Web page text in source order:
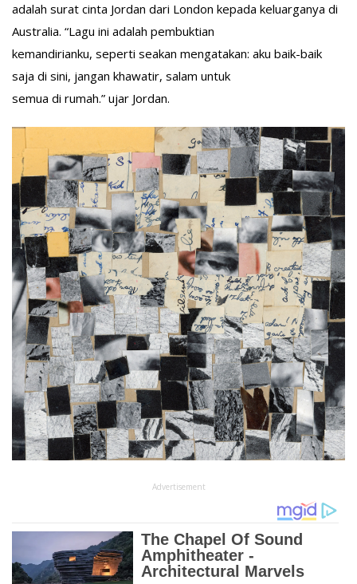
adalah surat cinta Jordan dari London kepada keluarganya di
Australia. “Lagu ini adalah pembuktian
kemandirianku, seperti seakan mengatakan: aku baik-baik
saja di sini, jangan khawatir, salam untuk
semua di rumah.” ujar Jordan.
Advertisement